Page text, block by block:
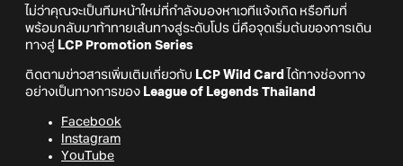
ไม่ว่าคุณจะเป็นทีมหน้าใหม่ที่กำลังมองหาเวทีแจ้งเกิด หรือทีมที่
พร้อมกลับมาท้าทายเส้นทางสู่ระดับโปร นี่คือจุดเริ่มต้นของการเดิน
ทางสู่ LCP Promotion Series
ติดตามข่าวสารเพิ่มเติมเกี่ยวกับ LCP Wild Card ได้ทางช่องทาง
อย่างเป็นทางการของ League of Legends Thailand
Facebook
Instagram
YouTube